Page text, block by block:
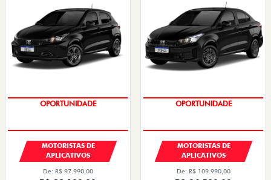
OPORTUNIDADE
MOTORISTAS DE
APLICATIVOS
De: R$ 97.990,00
OPORTUNIDADE
MOTORISTAS DE
APLICATIVOS
De: R$ 109.990,00